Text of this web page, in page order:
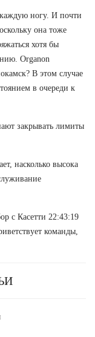
каждую ногу. И почти
она тоже
хотя бы
Organon
В этом случае
в очереди к
закрывать лимиты
насколько высока
с Касетти 22:43:19
команды,